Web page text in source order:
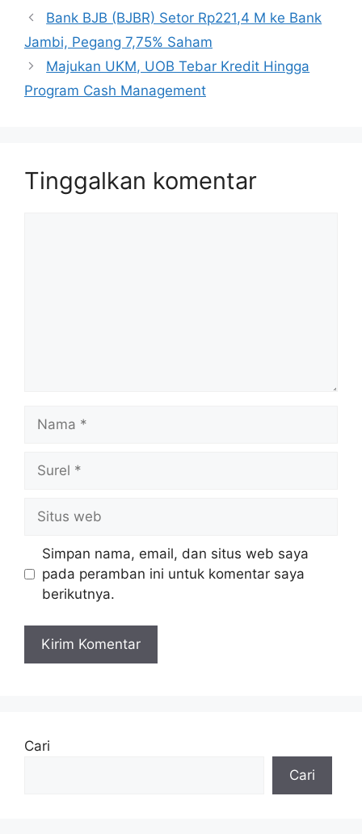
Bank BJB (BJBR) Setor Rp221,4 M ke Bank
Jambi, Pegang 7,75% Saham
Majukan UKM, UOB Tebar Kredit Hingga
Program Cash Management
Tinggalkan komentar
Nama
Surel
Situs
web
Simpan nama, email, dan situs web saya
pada peramban ini untuk komentar saya
berikutnya.
Cari
Cari